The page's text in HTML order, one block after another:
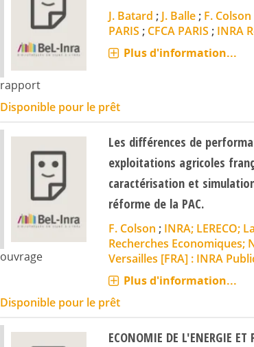
rapport
J. Batard ; J. Balle; F. Colson
PARIS ; CFCA PARIS ; INRA
Plus d'information...
Disponible pour le prêt
ouvrage
Les différences de
exploitations agricoles
caractérisation et
réforme de la PAC.
F. Colson ; INRA; LERECO;
Recherches Economiques;
Versailles [FRA] : INRA
Plus d'information...
Disponible pour le prêt
ECONOMIE DE L'ENERGIE ET